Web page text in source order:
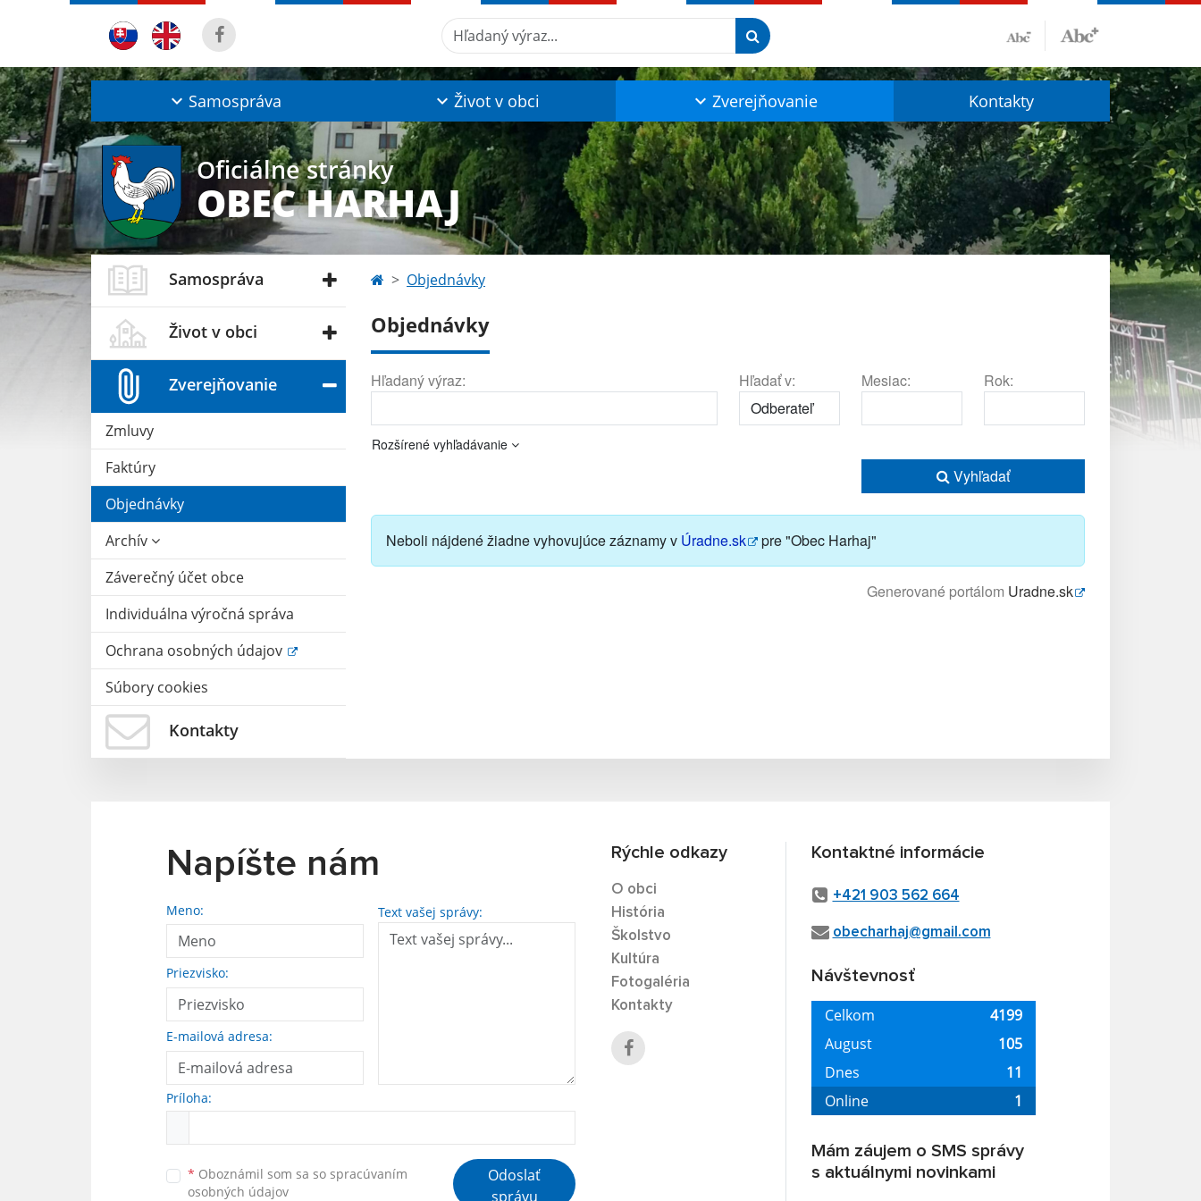
Hľadaný výraz...
Samospráva Život v obci Zverejňovanie Kontakty
Oficiálne stránky
OBEC HARHAJ
Samospráva
Život v obci
Zverejňovanie
Zmluvy
Faktúry
Objednávky
Archív
Záverečný účet obce
Individuálna výročná správa
Ochrana osobných údajov
Súbory cookies
Kontakty
Objednávky
Objednávky
Hľadaný výraz: Hľadať v: Mesiac: Rok:
Rozšírené vyhľadávanie
Vyhľadať
Neboli nájdené žiadne vyhovujúce záznamy v Úradne.sk pre "Obec Harhaj"
Generované portálom Uradne.sk
Napíšte nám
Meno:
Priezvisko:
E-mailová adresa:
Text vašej správy:
Príloha:
* Oboznámil som sa so spracúvaním
osobných údajov
Odoslať
správu
Rýchle odkazy
O obci
História
Školstvo
Kultúra
Fotogaléria
Kontakty
Kontaktné informácie
+421 903 562 664
obecharhaj@gmail.com
Návštevnosť
Mám záujem o SMS správy
s aktuálnymi novinkami